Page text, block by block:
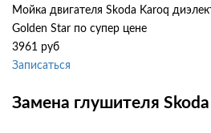
Мойка двигателя Skoda Karoq
Golden Star по супер цене
3961 руб
Записаться
Замена глушителя